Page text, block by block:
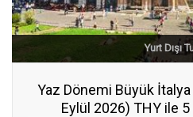
Yurt Dışı
Yaz Dönemi Büyük
Eylül 2026) THY ile 5